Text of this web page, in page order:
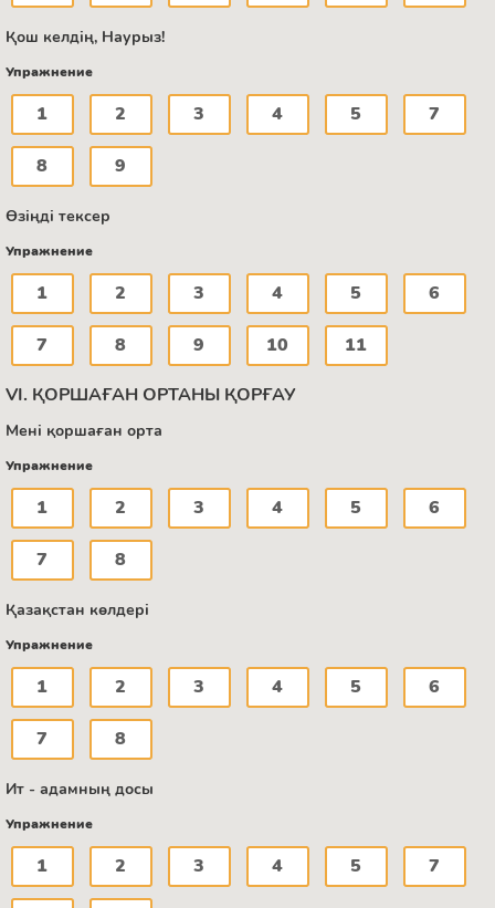
Қош келдің, Наурыз!
Упражнение
1 2 3 4 5 7
8 9
Өзіңді тексер
Упражнение
1 2 3 4 5 6
7 8 9 10 11
VI. ҚОРШАҒАН ОРТАНЫ ҚОРҒАУ
Мені қоршаған орта
Упражнение
1 2 3 4 5 6
7 8
Қазақстан көлдері
Упражнение
1 2 3 4 5 6
7 8
Ит - адамның досы
Упражнение
1 2 3 4 5 7